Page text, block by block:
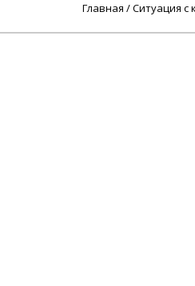
Главная /Ситуация с